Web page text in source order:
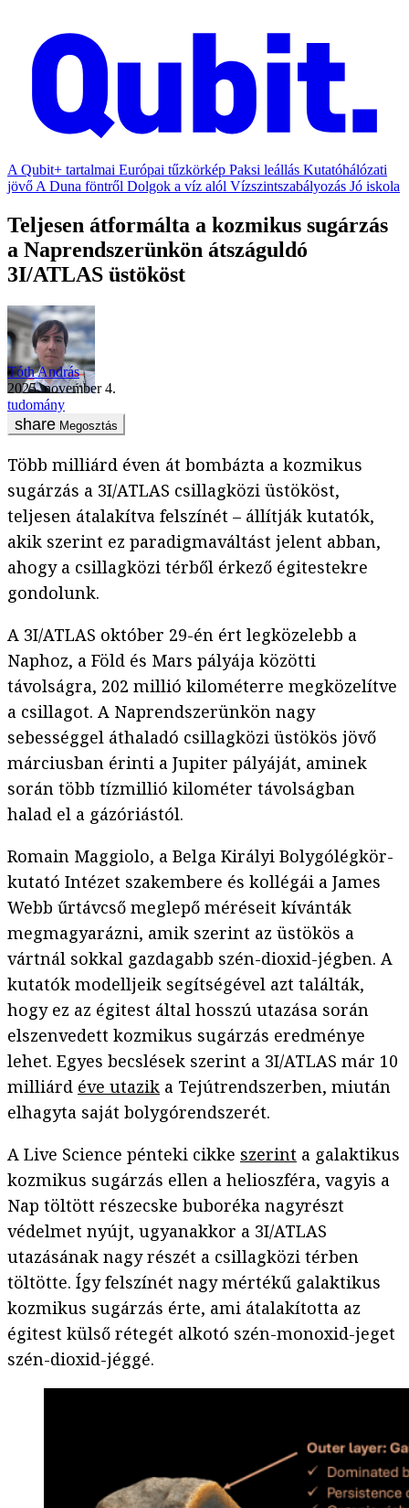
A Qubit+ tartalmai Európai tűzkörkép Paksi leállás Kutatóhálózati
jövő A Duna föntről Dolgok a víz alól Vízszintszabályozás Jó iskola
Teljesen átformálta a kozmikus sugárzás
a Naprendszerünkön átszáguldó
3I/ATLAS üstököst
Tóth András
2025. november 4.
tudomány
Megosztás
Több milliárd éven át bombázta a kozmikus
sugárzás a 3I/ATLAS csillagközi üstököst,
teljesen átalakítva felszínét – állítják kutatók,
akik szerint ez paradigmaváltást jelent abban,
ahogy a csillagközi térből érkező égitestekre
gondolunk.
A 3I/ATLAS október 29-én ért legközelebb a
Naphoz, a Föld és Mars pályája közötti
távolságra, 202 millió kilométerre megközelítve
a csillagot. A Naprendszerünkön nagy
sebességgel áthaladó csillagközi üstökös jövő
márciusban érinti a Jupiter pályáját, aminek
során több tízmillió kilométer távolságban
halad el a gázóriástól.
Romain Maggiolo, a Belga Királyi Bolygólégkör-
kutató Intézet szakembere és kollégái a James
Webb űrtávcső meglepő méréseit kívánták
megmagyarázni, amik szerint az üstökös a
vártnál sokkal gazdagabb szén-dioxid-jégben. A
kutatók modelljeik segítségével azt találták,
hogy ez az égitest által hosszú utazása során
elszenvedett kozmikus sugárzás eredménye
lehet. Egyes becslések szerint a 3I/ATLAS már 10
milliárd éve utazik a Tejútrendszerben, miután
elhagyta saját bolygórendszerét.
A Live Science pénteki cikke szerint a galaktikus
kozmikus sugárzás ellen a helioszféra, vagyis a
Nap töltött részecske buboréka nagyrészt
védelmet nyújt, ugyanakkor a 3I/ATLAS
utazásának nagy részét a csillagközi térben
töltötte. Így felszínét nagy mértékű galaktikus
kozmikus sugárzás érte, ami átalakította az
égitest külső rétegét alkotó szén-monoxid-jeget
szén-dioxid-jéggé.